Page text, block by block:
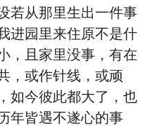
若从那里生出一件事
进园里来住原不是什
，且家里没事，有在
，或作针线，或顽
如今彼此都大了，也
年皆遇不遂心的事